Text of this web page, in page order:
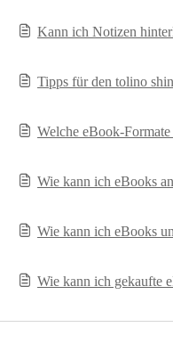
Kann ich Notizen
Tipps für den tolino
Welche eBook-
Wie kann ich eBooks
Wie kann ich eBooks
Wie kann ich gekaufte